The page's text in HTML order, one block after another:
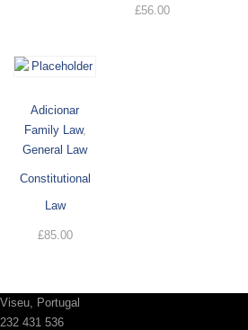
£56.00
Adicionar
Family Law,
General Law
Constitutional
Law
£85.00
Viseu, Portugal
232 431 536